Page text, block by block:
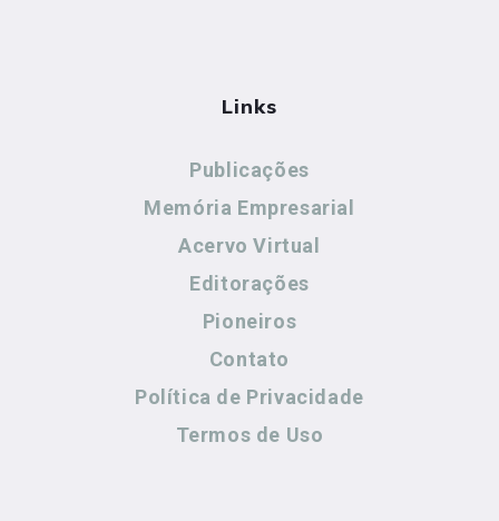
Links
Publicações
Memória Empresarial
Acervo Virtual
Editorações
Pioneiros
Contato
Política de Privacidade
Termos de Uso